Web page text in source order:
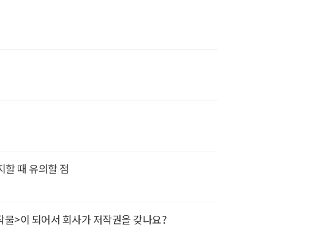
할 때 유의할 점
>이 되어서 회사가 저작권을 갖나요?